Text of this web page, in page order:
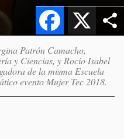
X
Facebook
Patrón Camacho,
y Ciencias, y Rocío Isabel
de la misma Escuela
evento Mujer Tec 2018.